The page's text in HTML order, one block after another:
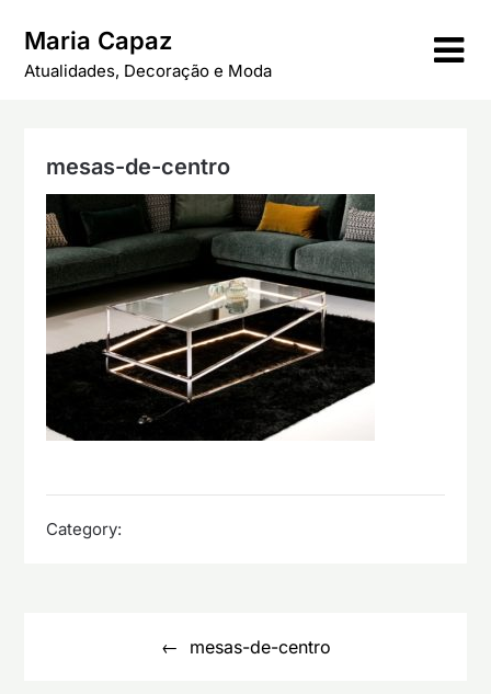
content
Maria Capaz
Atualidades, Decoração e Moda
mesas-de-centro
Category:
mesas-de-centro